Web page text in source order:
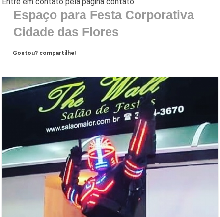
Espaço para Festa Corporativa
Cidade das Flores
Gostou? compartilhe!